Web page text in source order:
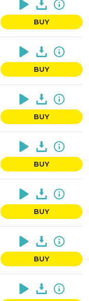
BUY
BUY
BUY
BUY
BUY
BUY